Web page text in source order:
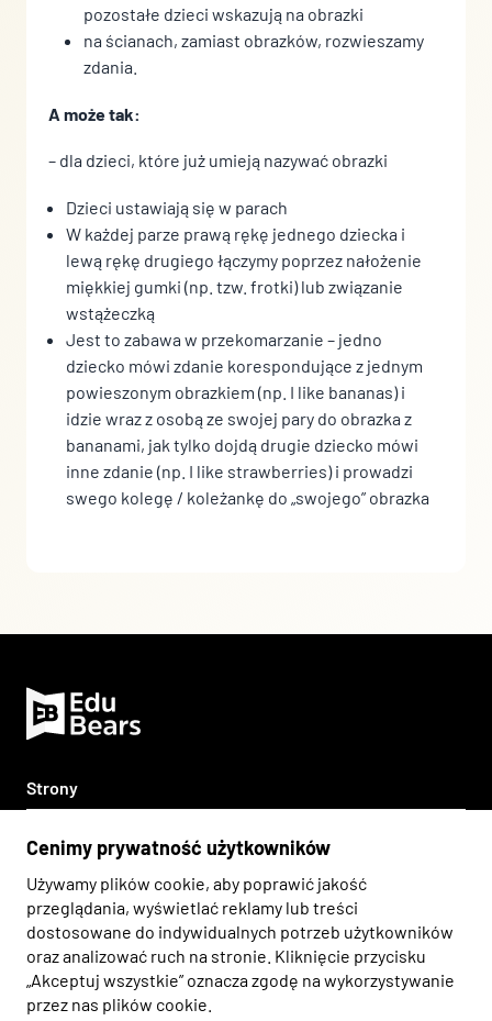
pozostałe dzieci wskazują na obrazki
na ścianach, zamiast obrazków, rozwieszamy
zdania.
A może tak:
– dla dzieci, które już umieją nazywać obrazki
Dzieci ustawiają się w parach
W każdej parze prawą rękę jednego dziecka i
lewą rękę drugiego łączymy poprzez nałożenie
miękkiej gumki (np. tzw. frotki) lub związanie
wstążeczką
Jest to zabawa w przekomarzanie – jedno
dziecko mówi zdanie korespondujące z jednym
powieszonym obrazkiem (np. I like bananas) i
idzie wraz z osobą ze swojej pary do obrazka z
bananami, jak tylko dojdą drugie dziecko mówi
inne zdanie (np. I like strawberries) i prowadzi
swego kolegę / koleżankę do „swojego” obrazka
Strony
O nas
Kariera
Blog
Kontakt
Metody
Teddy Eddie
Savvy Ed
Edward's League
The Bearton Twins
Inne
Klauzula informacyjna
Polityka prywatności
Napisz do nas Zadzwoń do nas
Cenimy prywatność użytkowników
Używamy plików cookie, aby poprawić jakość
przeglądania, wyświetlać reklamy lub treści
dostosowane do indywidualnych potrzeb użytkowników
oraz analizować ruch na stronie. Kliknięcie przycisku
„Akceptuj wszystkie” oznacza zgodę na wykorzystywanie
przez nas plików cookie.